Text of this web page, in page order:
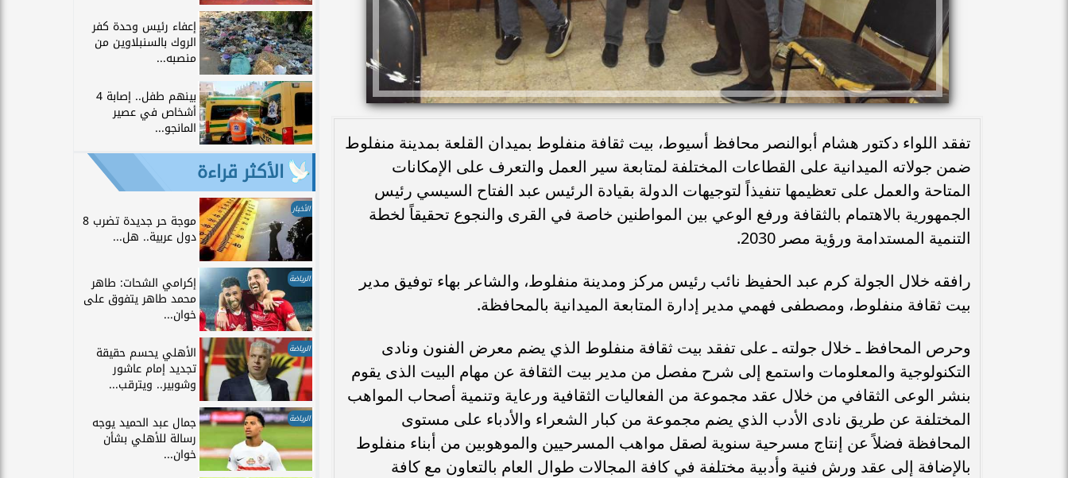
تفقد اللواء دكتور هشام أبوالنصر محافظ أسيوط، بيت ثقافة منفلوط بميدان القلعة بمدينة منفلوط
ضمن جولاته الميدانية على القطاعات المختلفة لمتابعة سير العمل والتعرف على الإمكانات
المتاحة والعمل على تعظيمها تنفيذاً لتوجيهات الدولة بقيادة الرئيس عبد الفتاح السيسي رئيس
الجمهورية بالاهتمام بالثقافة ورفع الوعي بين المواطنين خاصة في القرى والنجوع تحقيقاً لخطة
التنمية المستدامة ورؤية مصر 2030.
رافقه خلال الجولة كرم عبد الحفيظ نائب رئيس مركز ومدينة منفلوط، والشاعر بهاء توفيق مدير
بيت ثقافة منفلوط، ومصطفى فهمي مدير إدارة المتابعة الميدانية بالمحافظة.
وحرص المحافظ ـ خلال جولته ـ على تفقد بيت ثقافة منفلوط الذي يضم معرض الفنون ونادى
التكنولوجية والمعلومات واستمع إلى شرح مفصل من مدير بيت الثقافة عن مهام البيت الذى يقوم
بنشر الوعى الثقافي من خلال عقد مجموعة من الفعاليات الثقافية ورعاية وتنمية أصحاب المواهب
المختلفة عن طريق نادى الأدب الذي يضم مجموعة من كبار الشعراء والأدباء على مستوى
المحافظة فضلاً عن إنتاج مسرحية سنوية لصقل مواهب المسرحيين والموهوبين من أبناء منفلوط
بالإضافة إلى عقد ورش فنية وأدبية مختلفة في كافة المجالات طوال العام بالتعاون مع كافة
إعفاء رئيس وحدة كفر
الروك بالسنبلاوين من
منصبه...
بينهم طفل.. إصابة 4
أشخاص في عصير
المانجو...
الأكثر قراءة
الأخبار
موجة حر جديدة تضرب 8
دول عربية.. هل...
الرياضة إكرامي الشحات: طاهر
محمد طاهر يتفوق على
خوان...
الرياضة الأهلي يحسم حقيقة
تجديد إمام عاشور
وشوبير.. ويترقب...
الرياضة جمال عبد الحميد يوجه
رسالة للأهلي بشأن
خوان...